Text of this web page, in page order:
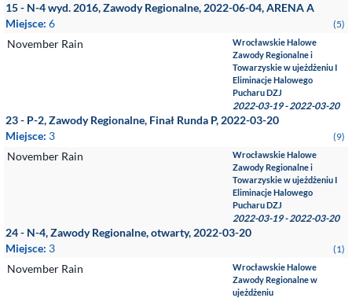
15 - N-4 wyd. 2016, Zawody Regionalne, 2022-06-04, ARENA A
Miejsce: 6 (5)
November Rain
Wrocławskie Halowe
Zawody Regionalne i
Towarzyskie w ujeżdżeniu I
Eliminacje Halowego
Pucharu DZJ
2022-03-19 - 2022-03-20
23 - P-2, Zawody Regionalne, Finał Runda P, 2022-03-20
Miejsce: 3 (9)
November Rain
Wrocławskie Halowe
Zawody Regionalne i
Towarzyskie w ujeżdżeniu I
Eliminacje Halowego
Pucharu DZJ
2022-03-19 - 2022-03-20
24 - N-4, Zawody Regionalne, otwarty, 2022-03-20
Miejsce: 3 (1)
November Rain
Wrocławskie Halowe
Zawody Regionalne w
ujeżdżeniu